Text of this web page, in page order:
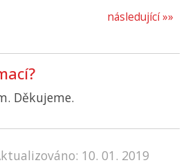
následující »»
Děkujeme.
10. 01. 2019